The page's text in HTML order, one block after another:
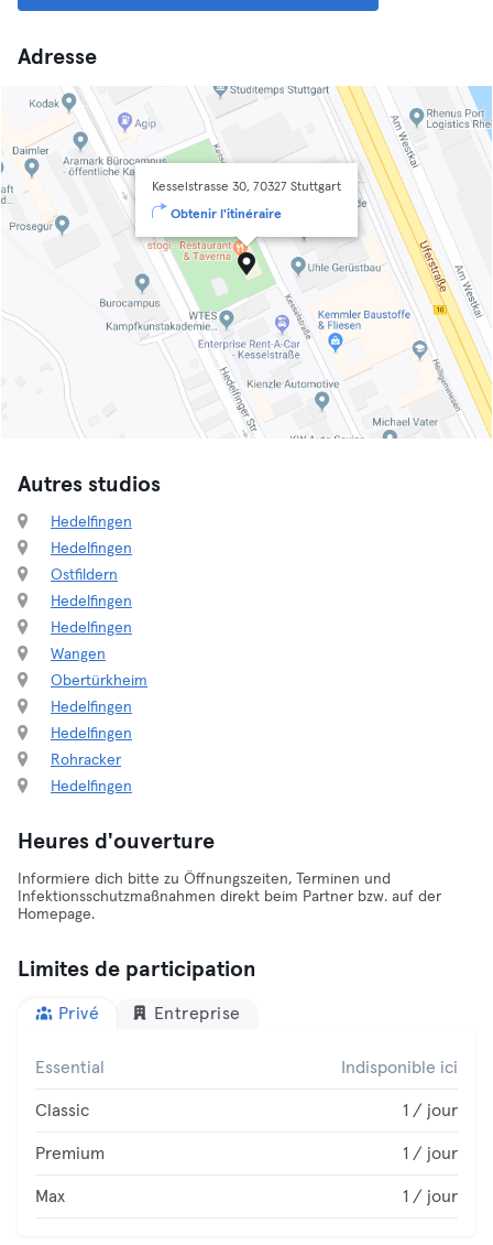
Adresse
Kesselstrasse 30, 70327 Stuttgart
Obtenir l'itinéraire
Autres studios
Hedelfingen
Hedelfingen
Ostfildern
Hedelfingen
Hedelfingen
Wangen
Obertürkheim
Hedelfingen
Hedelfingen
Rohracker
Hedelfingen
Heures d'ouverture
Informiere dich bitte zu Öffnungszeiten, Terminen und
Infektionsschutzmaßnahmen direkt beim Partner bzw. auf der
Homepage.
Limites de participation
Privé Entreprise
Essential Indisponible ici
Classic 1 / jour
Premium 1 / jour
Max 1 / jour